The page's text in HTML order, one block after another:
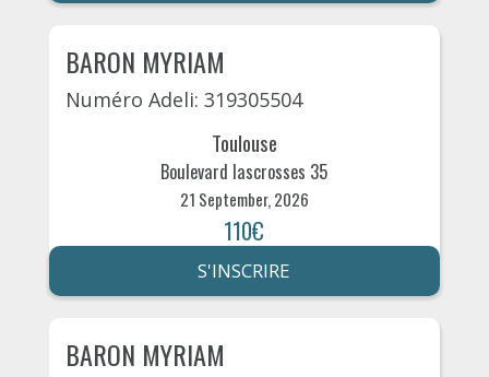
BARON MYRIAM
Numéro Adeli: 319305504
Toulouse
Boulevard lascrosses 35
21 September, 2026
110€
S'INSCRIRE
BARON MYRIAM